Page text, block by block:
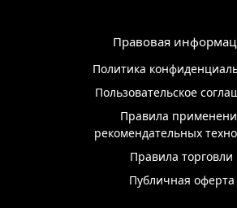
Правовая
Политика
Пользовательское
Правила
рекомендательных
Правила торговли
Публичная оферта